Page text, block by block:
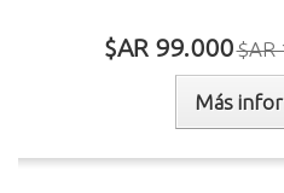
$AR 99.000$AR
Más